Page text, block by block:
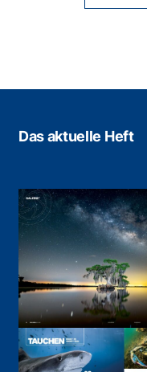
Das aktuelle Heft